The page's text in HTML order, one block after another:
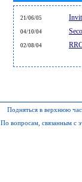
21/06/05
04/10/04
02/08/04
Подняться в верхнюю
По вопросам, связанным с